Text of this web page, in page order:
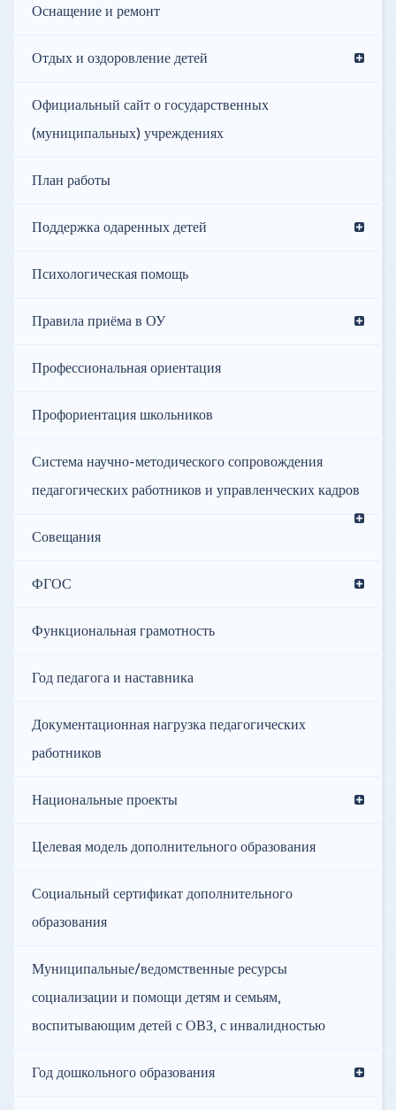
Оснащение и ремонт
Отдых и оздоровление детей
Официальный сайт о государственных
(муниципальных) учреждениях
План работы
Поддержка одаренных детей
Психологическая помощь
Правила приёма в ОУ
Профессиональная ориентация
Профориентация школьников
Система научно-методического сопровождения
педагогических работников и управленческих кадров
Совещания
ФГОС
Функциональная грамотность
Год педагога и наставника
Документационная нагрузка педагогических
работников
Национальные проекты
Целевая модель дополнительного образования
Социальный сертификат дополнительного
образования
Муниципальные/ведомственные ресурсы
социализации и помощи детям и семьям,
воспитывающим детей с ОВЗ, с инвалидностью
Год дошкольного образования